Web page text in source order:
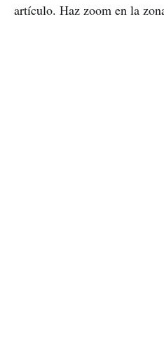
artículo. Haz zoom en la